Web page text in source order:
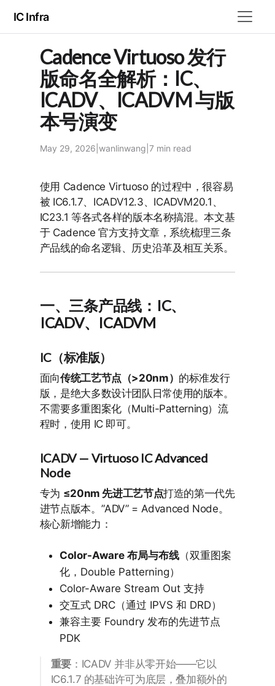
IC Infra
Cadence Virtuoso 发行
版命名全解析：IC、
ICADV、ICADVM 与版
本号演变
May 29, 2026 wanlinwang 7 min read
使用 Cadence Virtuoso 的过程中，很容易
被 IC6.1.7、ICADV12.3、ICADVM20.1、
IC23.1 等各式各样的版本名称搞混。本文基
于 Cadence 官方支持文章，系统梳理三条
产品线的命名逻辑、历史沿革及相互关系。
一、三条产品线：IC、
ICADV、ICADVM
IC（标准版）
面向传统工艺节点（>20nm） 的标准发行
版，是绝大多数设计团队日常使用的版本。
不需要多重图案化（Multi-Patterning）流
程时，使用 IC 即可。
ICADV — Virtuoso ICAdvanced
Node
专为 ≤20nm 先进工艺节点打造的第一代先
进节点版本。”ADV” = Advanced Node。
核心新增能力：
Color-Aware 布局与布线（双重图案
化，Double Patterning）
Color-Aware Stream Out 支持
交互式 DRC（通过 IPVS 和 DRD）
兼容主要 Foundry 发布的先进节点
PDK
重要 ：ICADV 并非从零开始——它以
IC6.1.7 的基础许可为底层，叠加额外的